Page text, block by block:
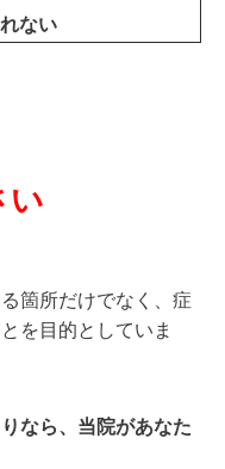
ない
い
箇所だけでなく、 症
を目的としていま
なら、 当院があなた